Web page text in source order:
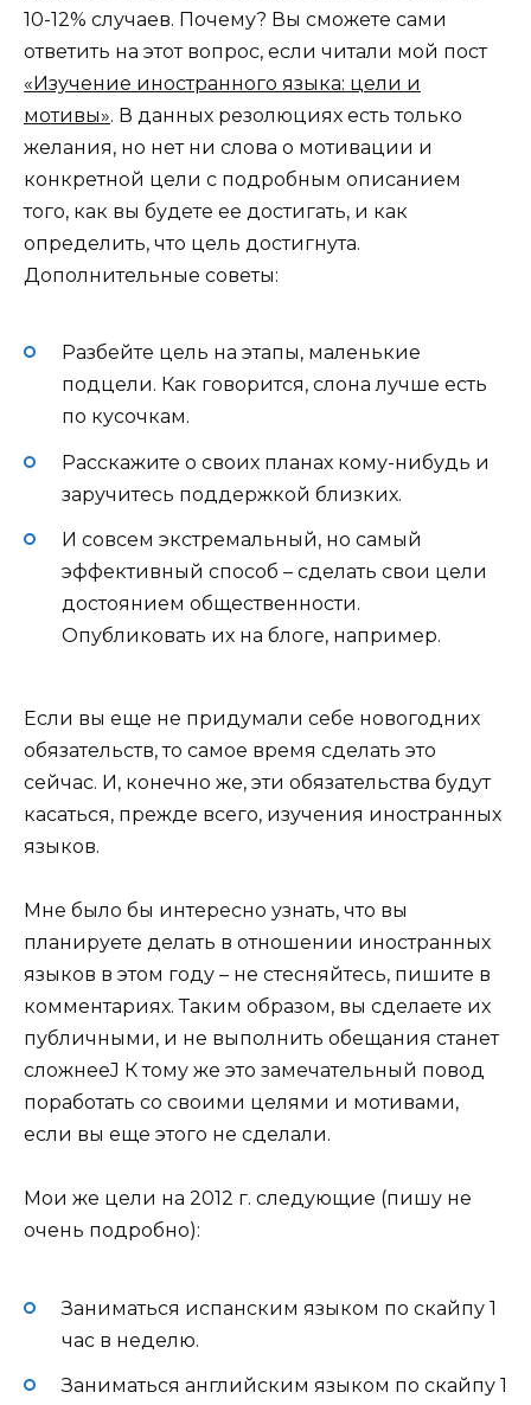
10-12% случаев. Почему? Вы сможете сами
ответить на этот вопрос, если читали мой пост
«Изучение иностранного языка: цели и
мотивы». В данных резолюциях есть только
желания, но нет ни слова о мотивации и
конкретной цели с подробным описанием
того, как вы будете ее достигать, и как
определить, что цель достигнута.
Дополнительные советы:
Разбейте цель на этапы, маленькие
подцели. Как говорится, слона лучше есть
по кусочкам.
Расскажите о своих планах кому-нибудь и
заручитесь поддержкой близких.
И совсем экстремальный, но самый
эффективный способ – сделать свои цели
достоянием общественности.
Опубликовать их на блоге, например.
Если вы еще не придумали себе новогодних
обязательств, то самое время сделать это
сейчас. И, конечно же, эти обязательства будут
касаться, прежде всего, изучения иностранных
языков.
Мне было бы интересно узнать, что вы
планируете делать в отношении иностранных
языков в этом году – не стесняйтесь, пишите в
комментариях. Таким образом, вы сделаете их
публичными, и не выполнить обещания станет
сложнееJ К тому же это замечательный повод
поработать со своими целями и мотивами,
если вы еще этого не сделали.
Мои же цели на 2012 г. следующие (пишу не
очень подробно):
Заниматься испанским языком по скайпу 1
час в неделю.
Заниматься английским языком по скайпу 1